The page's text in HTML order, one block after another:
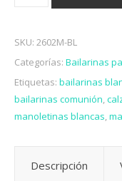
SKU: 2602M-BL
Categorías: Bailarinas
Etiquetas: bailarinas
bailarinas comunión,
manoletinas blancas,
Descripción